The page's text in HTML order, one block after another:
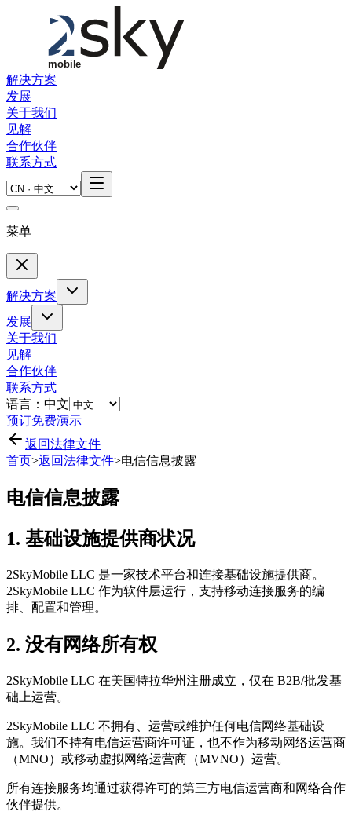
Skip to main content
解决方案
发展
关于我们
见解
合作伙伴
联系方式
菜单
解决方案
发展
关于我们
见解
合作伙伴
联系方式
语言：中文
预订免费演示
返回法律文件
首页>返回法律文件>电信信息披露
电信信息披露
1. 基础设施提供商状况
2SkyMobile LLC 是一家技术平台和连接基础设施提供商。
2SkyMobile LLC 作为软件层运行，支持移动连接服务的编
排、配置和管理。
2. 没有网络所有权
2SkyMobile LLC 在美国特拉华州注册成立，仅在 B2B/批发基
础上运营。
2SkyMobile LLC 不拥有、运营或维护任何电信网络基础设
施。我们不持有电信运营商许可证，也不作为移动网络运营商
（MNO）或移动虚拟网络运营商（MVNO）运营。
所有连接服务均通过获得许可的第三方电信运营商和网络合作
伙伴提供。